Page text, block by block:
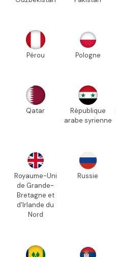
Pérou Pologne
Qatar
République
arabe syrienne
Royaume-Uni
de Grande-
Bretagne et
d'Irlande du
Nord
Russie